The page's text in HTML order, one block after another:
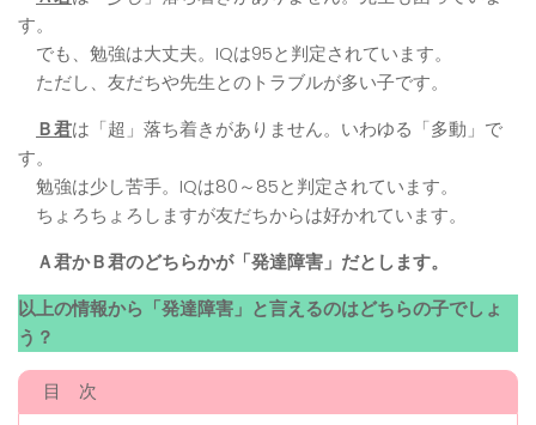
す。
でも、勉強は大丈夫。IQは95と判定されています。
ただし、友だちや先生とのトラブルが多い子です。
Ｂ君は「超」落ち着きがありません。いわゆる「多動」で
す。
勉強は少し苦手。IQは80～85と判定されています。
ちょろちょろしますが友だちからは好かれています。
Ａ君かＢ君のどちらかが「発達障害」だとします。
以上の情報から「発達障害」と言えるのはどちらの子でしょ
う？
目 次